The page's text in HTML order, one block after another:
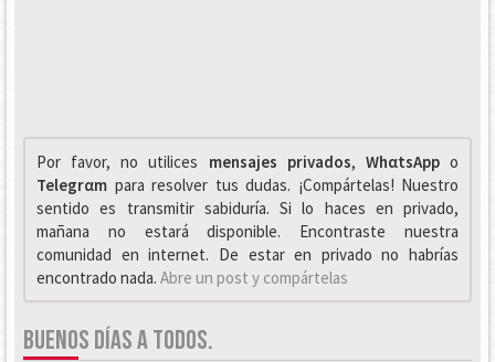
Por favor, no utilices mensajes privados, WhαtsAppo
Telegrαm para resolver tus dudas. ¡Compártelas! Nuestro
sentido es transmitir sabiduría. Si lo haces en privado,
mañana no estará disponible. Encontraste nuestra
comunidad en internet. De estar en privado no habrías
encontrado nada. Abre un post y compártelas
BUENOS DÍAS A TODOS.